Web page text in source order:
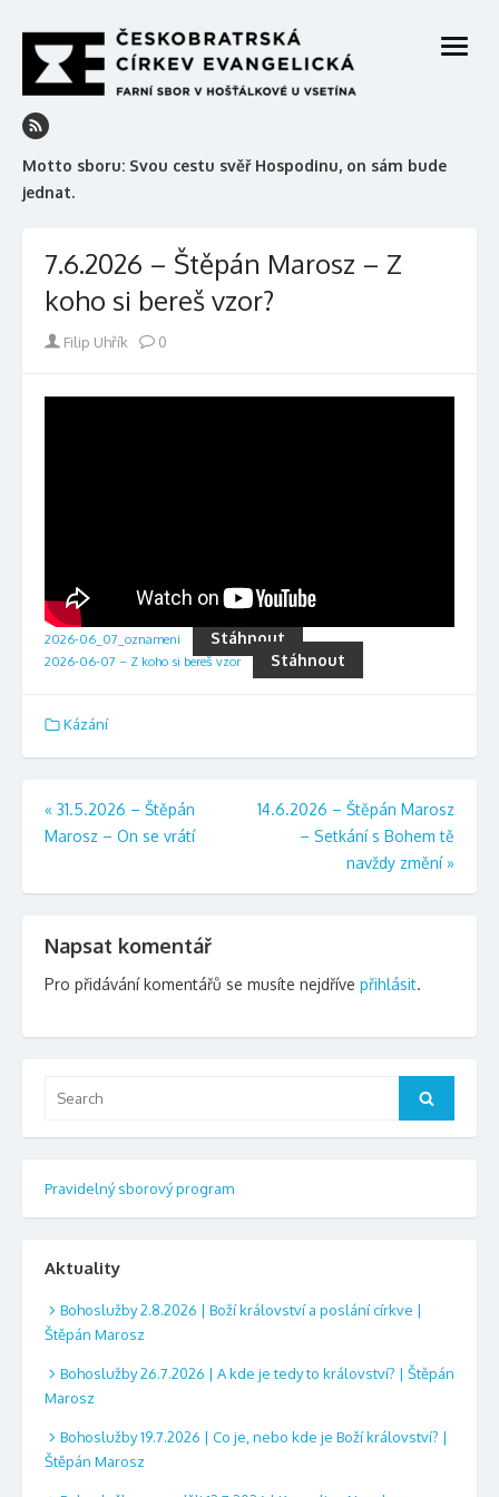
to
content
Motto sboru: Svou cestu svěř Hospodinu, on sám bude
jednat.
open
7.6.2026 – Štěpán Marosz – Z
koho si bereš vzor?
Author
Filip Uhřík 0
2026-06_07_oznameni Stáhnout
2026-06-07 – Z koho si bereš vzor Stáhnout
Kázání
Navigace
pro
« 31.5.2026 – Štěpán
Marosz – On se vrátí
14.6.2026 – Štěpán Marosz
– Setkání s Bohem tě
navždy změní»
Napsat komentář
Pro přidávání komentářů se musíte nejdříve přihlásit.
Search
Pravidelný sborový program
Aktuality
Bohoslužby 2.8.2026 | Boží království a poslání církve |
Štěpán Marosz
Bohoslužby 26.7.2026 | A kde je tedy to království? | Štěpán
Marosz
Bohoslužby 19.7.2026 | Co je, nebo kde je Boží království? |
Štěpán Marosz